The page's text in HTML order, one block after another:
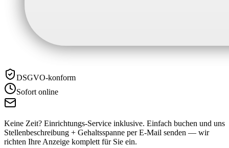
DSGVO-konform
Sofort online
Keine Zeit? Einrichtungs-Service inklusive. Einfach buchen und uns
Stellenbeschreibung + Gehaltsspanne per E-Mail senden — wir
richten Ihre Anzeige komplett für Sie ein.